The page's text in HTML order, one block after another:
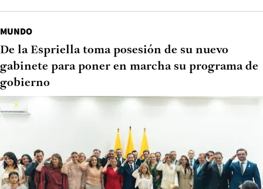
MUNDO
De la Espriella toma posesión de su nuevo
gabinete para poner en marcha su programa de
gobierno